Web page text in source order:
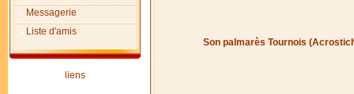
Messagerie
Liste d'amis
liens
Son palmarès Tournois